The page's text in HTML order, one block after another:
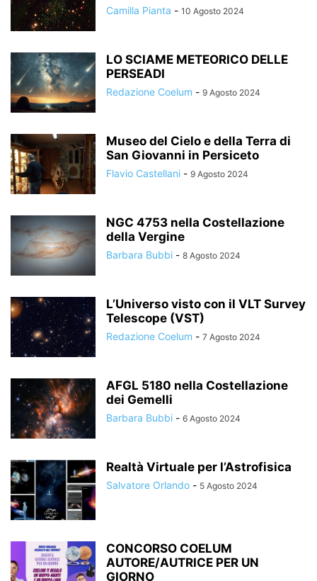
Camilla Pianta - 10 Agosto 2024
LO SCIAME METEORICO DELLE
PERSEADI
Redazione Coelum - 9 Agosto 2024
Museo del Cielo e della Terra di
San Giovanni in Persiceto
Flavio Castellani - 9 Agosto 2024
NGC 4753 nella Costellazione
della Vergine
Barbara Bubbi - 8 Agosto 2024
L’Universo visto con il VLT Survey
Telescope (VST)
Redazione Coelum - 7 Agosto 2024
AFGL 5180 nella Costellazione
dei Gemelli
Barbara Bubbi - 6 Agosto 2024
Realtà Virtuale per l’Astrofisica
Salvatore Orlando - 5 Agosto 2024
CONCORSO COELUM
AUTORE/AUTRICE PER UN
GIORNO